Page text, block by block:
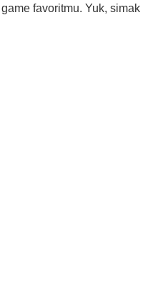
favoritmu. Yuk, simak